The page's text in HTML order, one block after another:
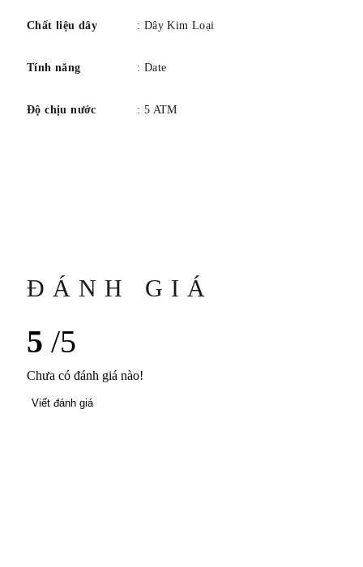
Chất liệu dây : Dây Kim Loại
Tính năng : Date
Độ chịu nước : 5 ATM
ĐÁNH GIÁ
5 /5
Chưa có đánh giá nào!
Viết đánh giá